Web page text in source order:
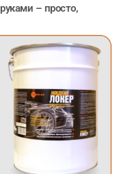
– просто,